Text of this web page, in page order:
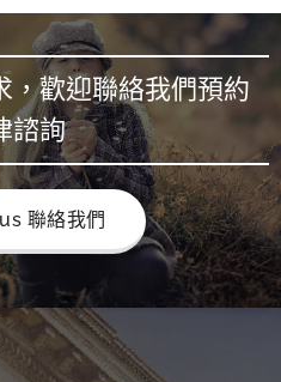
，歡迎聯絡我們預約
諮詢
聯絡我們